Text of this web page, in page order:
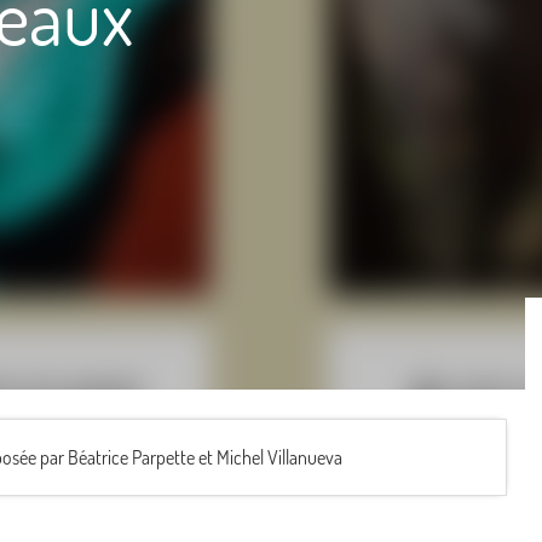
par Béatrice Parpette et Michel Villanueva